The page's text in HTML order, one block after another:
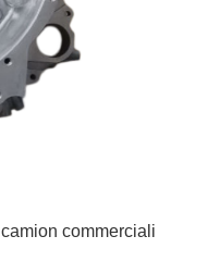
I camion commerciali